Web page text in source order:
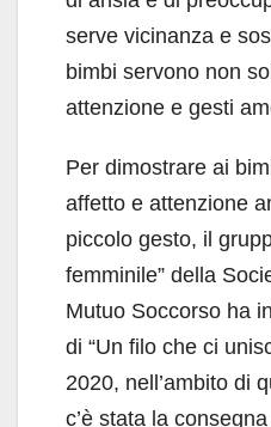
serve vicinanza e
bimbi servono non
attenzione e gesti
Per dimostrare ai
affetto e attenzione
piccolo gesto, il
femminile” della
Mutuo Soccorso ha
di “Un filo che ci
2020, nell’ambito di
c’è stata la